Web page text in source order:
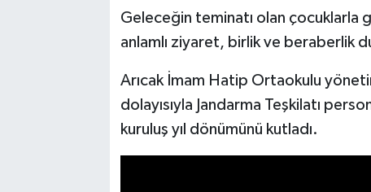
Geleceğin teminatı olan çocuklarla
anlamlı ziyaret, birlik ve beraberlik
Arıcak İmam Hatip Ortaokulu
dolayısıyla Jandarma Teşkilatı
kuruluş yıl dönümünü kutladı.